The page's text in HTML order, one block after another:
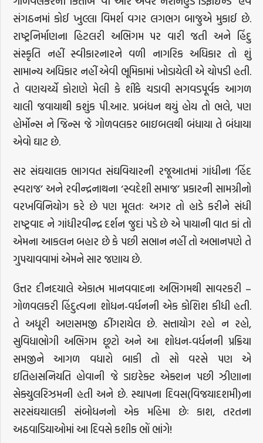
સંગઠનમાં કોઈ ખુલ્લા વિમર્શ વગર લગભગ બાજુએ મુકાઈ છે.
રાષ્ટ્રનિર્માણના હિટલરી અભિગમ પર વારી જતી અને હિંદુ
સંસ્કૃતિ નહીં સ્વીકારનારને વળી નાગરિક અધિકાર તો શું
સામાન્ય અધિકાર નહીં એવી ભૂમિકામાં ખોડાયેલી એ ચોપડી હતી.
તે વણચર્ચ્યે કોરાણે મેલી કે શીંકે ચડાવી સગવડપૂર્વક આગળ
ચાલી જવાયાથી કશુંક પી.આર. પ્રબંધન થયું હોય તો ભલે, પણ
હોર્મોન્સ ને જિન્સ જે ગોળવલકર બાઇબલથી બંધાયા તે બંધાયા
એવો ઘાટ છે.
સર સંઘચાલક ભાગવત સંઘવિચારની રજૂઆતમાં ગાંધીના ‘હિંદ
સ્વરાજ’ અને રવીન્દ્રનાથના ‘સ્વદેશી સમાજ’ પ્રકારની સામગ્રીનો
વરખવિનિયોગ કરે છે પણ મૂલતઃ અગર તો હાડે કરીને સંધી
રાષ્ટ્રવાદ ને ગાંધીરવીન્દ્ર દર્શન જુદાં પડે છે એ પાયાની વાત કાં તો
એમના આકલન બહાર છે કે પછી સભાન નહીં તો અભાનપણે તે
ગુપચાવવામાં એમને સાર જણાય છે.
ઉત્તર દીનદયાલે એકાત્મ માનવવાદના અભિગમથી સાવરકરી –
ગોળવલકરી હિંદુત્વના શોધન-વર્ધનની એક કોશિશ કીધી હતી.
તે અધૂરી અણસમજી ઠીંગરાયેલ છે. સત્તાયોગ રહો ન રહો,
સુવિધાભોગી અભિગમ છૂટો અને આ શોધન-વર્ધનની પ્રક્રિયા
સમજીને આગળ વધારો બાકી તો સો વરસે પણ એ
ઇતિહાસનિયતિ હોવાની જે ડાઇરેક્ટ એક્શન પછી ઝીણાના
સેક્યુલરિઝમની હતી અને છે. સ્થાપના દિવસ(વિજયાદશમી)ના
સરસંઘચાલકી સંબોધનનો એક મહિમા છેઃ કાશ, તરતના
અઠવાડિયાઓમાં આ દિવસે કશીક ભોં ભાંગે!